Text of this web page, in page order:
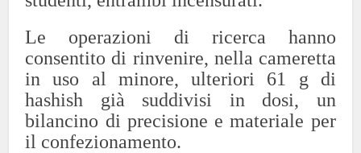
Le operazioni di ricerca hanno
consentito di rinvenire, nella cameretta
in uso al minore, ulteriori 61 g di
hashish già suddivisi in dosi, un
bilancino di precisione e materiale per
il confezionamento.